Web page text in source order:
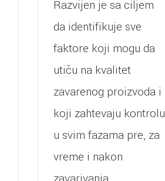
Razvijen je sa ciljem
da identifikuje sve
faktore koji mogu da
utiču na kvalitet
zavarenog proizvoda i
koji zahtevaju kontrolu
u svim fazama pre, za
vreme i nakon